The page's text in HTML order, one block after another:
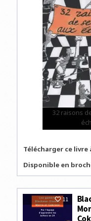
32 raisons
Télécharger ce livre
Disponible en
11